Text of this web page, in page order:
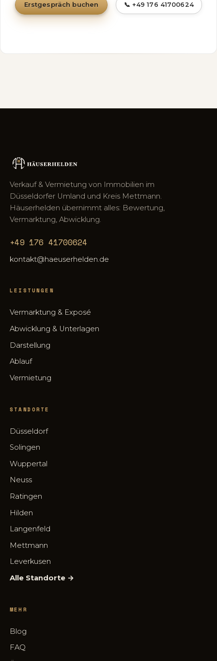
Erstgespräch buchen 📞 +49 176 41700624
Verkauf & Vermietung von Immobilien im
Düsseldorfer Umland und Kreis Mettmann.
Häuserhelden übernimmt alles: Bewertung,
Vermarktung, Abwicklung.
+49 176 41700624
kontakt@haeuserhelden.de
LEISTUNGEN
Vermarktung & Exposé
Abwicklung & Unterlagen
Darstellung
Ablauf
Vermietung
STANDORTE
Düsseldorf
Solingen
Wuppertal
Neuss
Ratingen
Hilden
Langenfeld
Mettmann
Leverkusen
Alle Standorte →
MEHR
Blog
FAQ